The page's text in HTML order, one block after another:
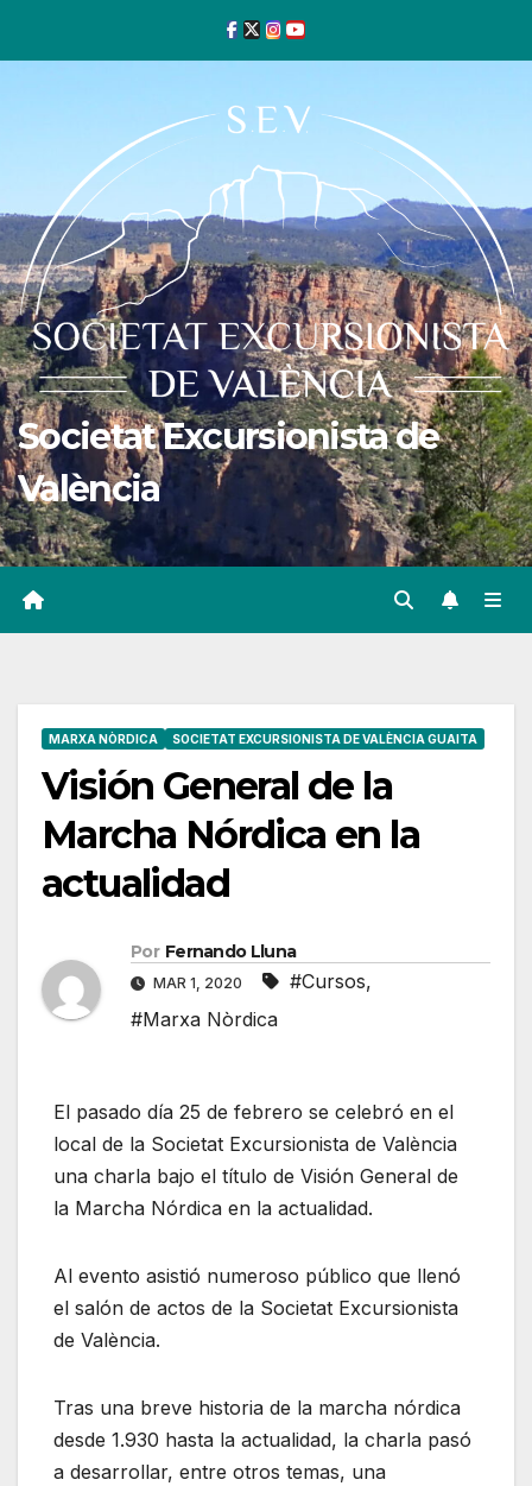
Societat Excursionista de
València
MARXA NÒRDICA SOCIETAT EXCURSIONISTA DE VALÈNCIA GUAITA
Visión General de la
Marcha Nórdica en la
actualidad
Por Fernando Lluna
MAR 1, 2020 #Cursos,
#Marxa Nòrdica
El pasado día 25 de febrero se celebró en el
local de la Societat Excursionista de València
una charla bajo el título de Visión General de
la Marcha Nórdica en la actualidad.
Al evento asistió numeroso público que llenó
el salón de actos de la Societat Excursionista
de València.
Tras una breve historia de la marcha nórdica
desde 1.930 hasta la actualidad, la charla pasó
a desarrollar, entre otros temas, una